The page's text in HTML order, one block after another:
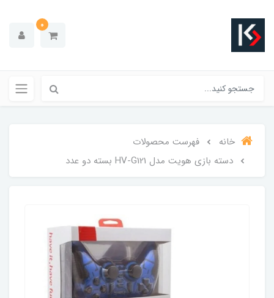
0
خانه
فهرست محصولات
دسته بازی هویت مدل HV-G121 بسته دو عدد